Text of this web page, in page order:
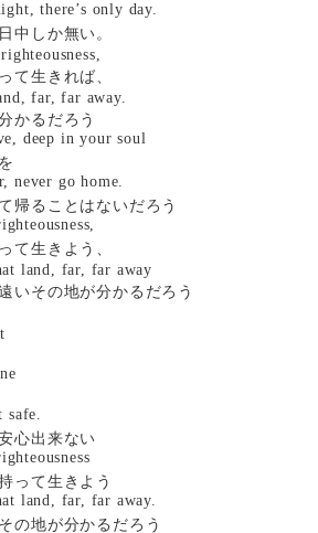
there’s only day.
中しか無い。
て生きれば、
far, far away.
かるだろう
deep in your soul
never go home.
帰ることはないだろう
て生きよう、
land, far, far away
いその地が分かるだろう
safe.
心出来ない
って生きよう
land, far, far away.
の地が分かるだろう